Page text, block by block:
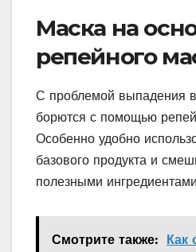
Маска на
репейного
С проблемой выпадения
борются с помощью
Особенно удобно
базового продукта и
полезными
Смотрите также:
Как